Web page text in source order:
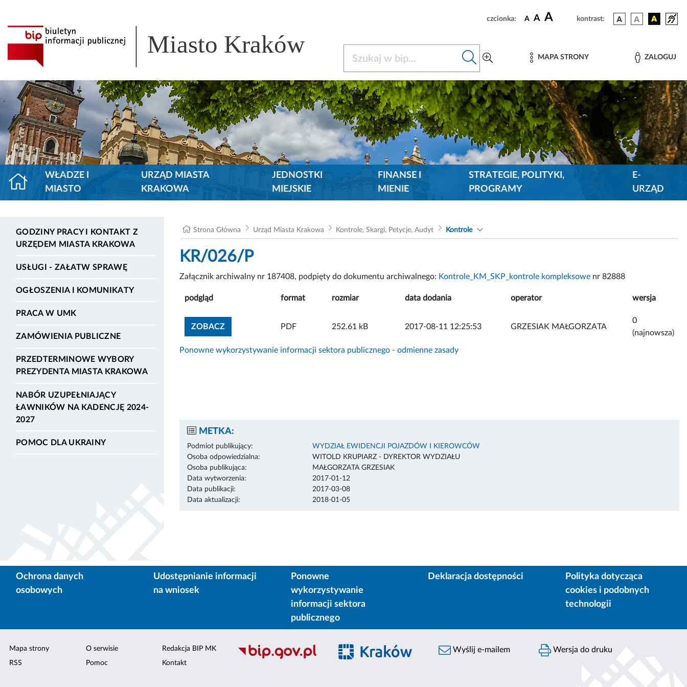
czcionka: A A A kontrast:
Miasto Kraków MAPA STRONY ZALOGUJ
WŁADZE I
MIASTO
URZĄD MIASTA
KRAKOWA
JEDNOSTKI
MIEJSKIE
FINANSE I
MIENIE
STRATEGIE, POLITYKI,
PROGRAMY
E-
URZĄD
GODZINY PRACY I KONTAKT Z
URZĘDEM MIASTA KRAKOWA
USŁUGI - ZAŁATW SPRAWĘ
OGŁOSZENIA I KOMUNIKATY
PRACA W UMK
ZAMÓWIENIA PUBLICZNE
PRZEDTERMINOWE WYBORY
PREZYDENTA MIASTA KRAKOWA
NABÓR UZUPEŁNIAJĄCY
ŁAWNIKÓW NA KADENCJĘ 2024-
2027
POMOC DLA UKRAINY
Strona Główna Urząd Miasta Krakowa Kontrole, Skargi, Petycje, Audyt Kontrole
KR/026/P
Załącznik archiwalny nr 187408, podpięty do dokumentu archiwalnego: Kontrole_KM_SKP_kontrole kompleksowe nr 82888
podgląd format rozmiar data dodania operator wersja
ZOBACZZOBACZ ZAŁĄCZNIK
PDF 252.61 kB 2017-08-11 12:25:53 GRZESIAK MAŁGORZATA
0
(najnowsza)
Ponowne wykorzystywanie informacji sektora publicznego - odmienne zasady
METKA:
Podmiot publikujący:
WYDZIAŁ EWIDENCJI POJAZDÓW I KIEROWCÓW
Osoba odpowiedzialna:
WITOLD KRUPIARZ - DYREKTOR WYDZIAŁU
Osoba publikująca:
MAŁGORZATA GRZESIAK
Data wytworzenia:
2017-01-12
Data publikacji:
2017-03-08
Data aktualizacji:
2018-01-05
Ochrona danych
osobowych
Udostępnianie informacji
na wniosek
Ponowne
wykorzystywanie
informacji sektora
publicznego
Deklaracja dostępności
Polityka dotycząca
cookies i podobnych
technologii
Mapa strony
RSS
O serwisie
Pomoc
Redakcja BIP MK
Kontakt
Wyślij e-mailem Wersja do druku